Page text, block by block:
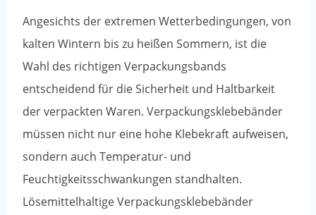
Angesichts der extremen Wetterbedingungen, von
kalten Wintern bis zu heißen Sommern, ist die
Wahl des richtigen Verpackungsbands
entscheidend für die Sicherheit und Haltbarkeit
der verpackten Waren. Verpackungsklebebänder
müssen nicht nur eine hohe Klebekraft aufweisen,
sondern auch Temperatur- und
Feuchtigkeitsschwankungen standhalten.
Lösemittelhaltige Verpackungsklebebänder